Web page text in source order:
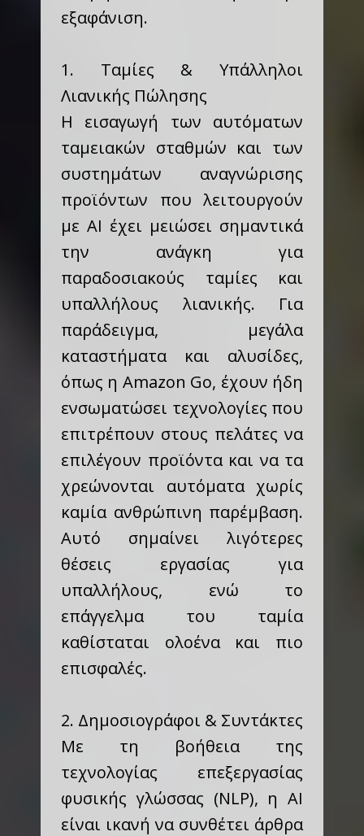
εξαφάνιση.
1. Ταμίες & Υπάλληλοι
Λιανικής Πώλησης
Η εισαγωγή των αυτόματων
ταμειακών σταθμών και των
συστημάτων αναγνώρισης
προϊόντων που λειτουργούν
με AI έχει μειώσει σημαντικά
την ανάγκη για
παραδοσιακούς ταμίες και
υπαλλήλους λιανικής. Για
παράδειγμα, μεγάλα
καταστήματα και αλυσίδες,
όπως η Amazon Go, έχουν ήδη
ενσωματώσει τεχνολογίες που
επιτρέπουν στους πελάτες να
επιλέγουν προϊόντα και να τα
χρεώνονται αυτόματα χωρίς
καμία ανθρώπινη παρέμβαση.
Αυτό σημαίνει λιγότερες
θέσεις εργασίας για
υπαλλήλους, ενώ το
επάγγελμα του ταμία
καθίσταται ολοένα και πιο
επισφαλές.
2. Δημοσιογράφοι & Συντάκτες
Με τη βοήθεια της
τεχνολογίας επεξεργασίας
φυσικής γλώσσας (NLP), η AI
είναι ικανή να συνθέτει άρθρα